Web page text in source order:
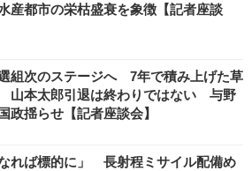
産都市の栄枯盛衰を象徴【記者座談
組次のステージへ 7年で積み上げた草
山本太郎引退は終わりではない 与野
政揺らせ【記者座談会】
なれば標的に」 長射程ミサイル配備め